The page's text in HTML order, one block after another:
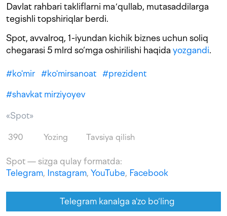
Davlat rahbari takliflarni maʼqullab, mutasaddilarga
tegishli topshiriqlar berdi.
Spot, avvalroq, 1-iyundan kichik biznes uchun soliq
chegarasi 5 mlrd so‘mga oshirilishi haqida yozgandi.
#ko'mir #ko'mirsanoat #prezident
#shavkat mirziyoyev
«Spot»
390 Yozing Tavsiya qilish
Spot — sizga qulay formatda:
Telegram, Instagram, YouTube, Facebook
Telegram kanalga a'zo bo‘ling